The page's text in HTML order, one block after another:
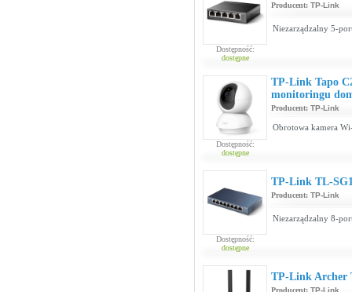
Dostępność:
dostępne
Producent: TP-Link
Niezarządzalny 5-
Dostępność:
dostępne
TP-Link Tapo
monitoringu
Producent: TP-Link
Obrotowa kamera
Dostępność:
dostępne
TP-Link TL-
Producent: TP-Link
Niezarządzalny 8-
TP-Link Archer
Producent: TP-Link